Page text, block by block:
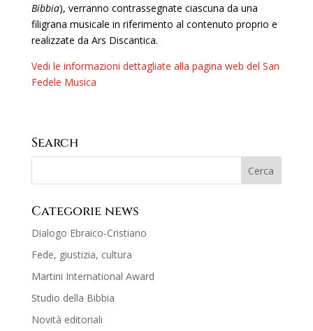
Bibbia), verranno contrassegnate ciascuna da una
filigrana musicale in riferimento al contenuto proprio e
realizzate da Ars Discantica.
Vedi le informazioni dettagliate alla pagina web del San
Fedele Musica
Search
Categorie news
Dialogo Ebraico-Cristiano
Fede, giustizia, cultura
Martini International Award
Studio della Bibbia
Novità editoriali